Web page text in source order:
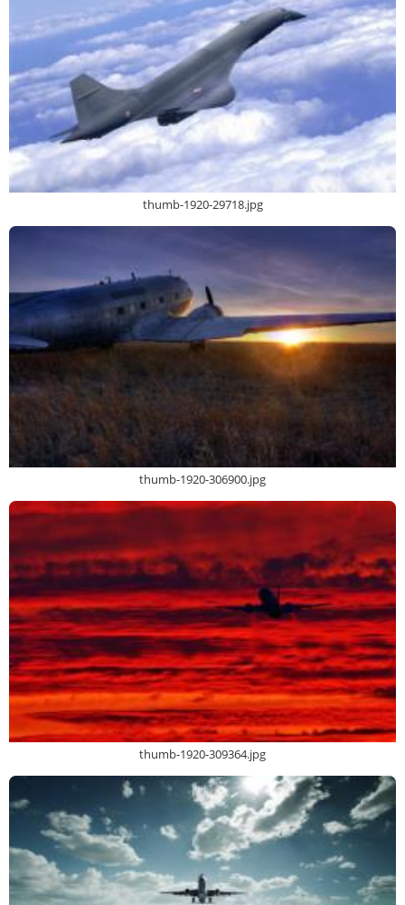
thumb-1920-29718.jpg
thumb-1920-306900.jpg
thumb-1920-309364.jpg